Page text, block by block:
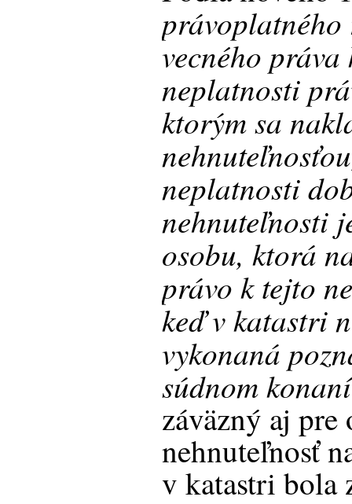
vecného
neplatnosti
ktorým sa
neplatnosti
nehnuteľnosti
osobu, ktorá
právo k tejto
keď v katastri
vykonaná
súdnom
záväzný aj pre
nehnuteľnosť
v katastri bola